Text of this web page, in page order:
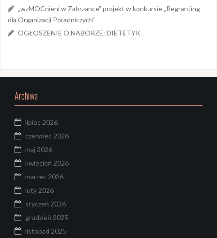
„wzMOCnieni w Zabrzance” projekt w konkursie „Regranting
dla Organizacji Poradniczych”
OGŁOSZENIE O NABORZE: DIETETYK
Archiwa
lipiec 2026
czerwiec 2026
maj 2026
kwiecień 2026
marzec 2026
luty 2026
styczeń 2026
grudzień 2025
listopad 2025